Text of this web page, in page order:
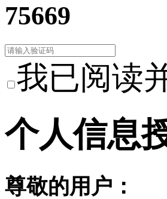
75669
我已阅读
个人信息
尊敬的用户：